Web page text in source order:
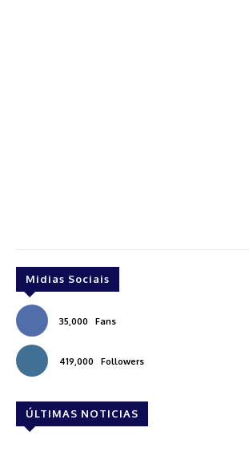
Midias Sociais
35,000 Fans
419,000 Followers
ÚLTIMAS NOTICIAS